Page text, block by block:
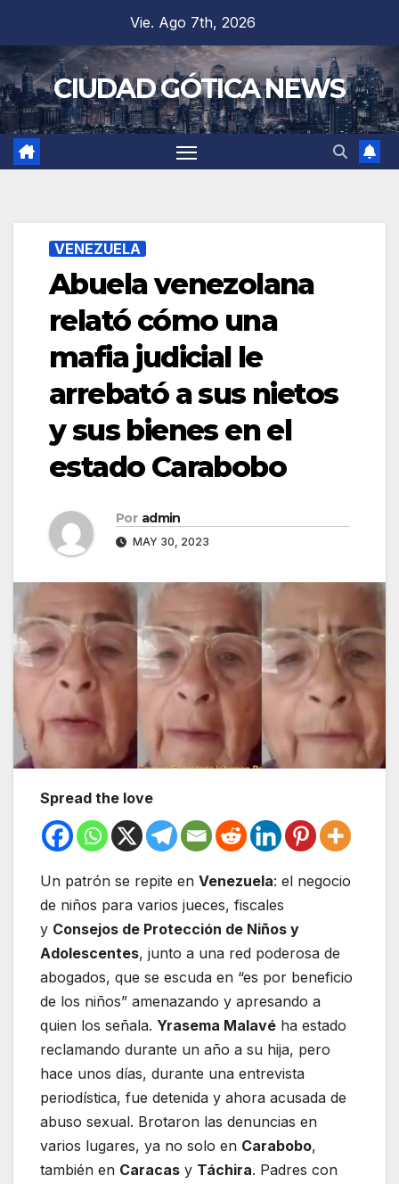
contenido
Vie. Ago 7th, 2026
CIUDAD GÓTICA NEWS
VENEZUELA
Abuela venezolana
relató cómo una
mafia judicial le
arrebató a sus nietos
y sus bienes en el
estado Carabobo
Por admin
MAY 30, 2023
Spread the love
Un patrón se repite en Venezuela: el negocio
de niños para varios jueces, fiscales
y Consejos de Protección de Niños y
Adolescentes, junto a una red poderosa de
abogados, que se escuda en “es por beneficio
de los niños” amenazando y apresando a
quien los señala. Yrasema Malavé ha estado
reclamando durante un año a su hija, pero
hace unos días, durante una entrevista
periodística, fue detenida y ahora acusada de
abuso sexual. Brotaron las denuncias en
varios lugares, ya no solo en Carabobo,
también en Caracas y Táchira. Padres con